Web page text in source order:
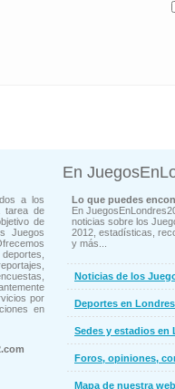
a los
tarea de
de
Juegos
por
en
En
Lo que puedes
En
noticias sobre los
2012, estadísticas,
y más...
Noticias de los
Deportes en Londres
Sedes y estadios en
Foros, opiniones,
Mapa de nuestra web